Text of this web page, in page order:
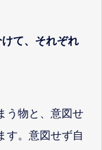
て、それぞれ
う物と、意図せ
す。意図せず自